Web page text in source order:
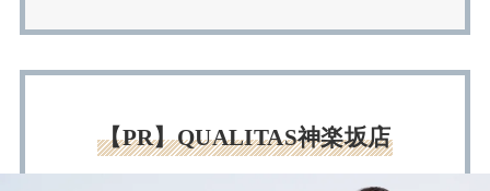
【PR】QUALITAS神楽坂店